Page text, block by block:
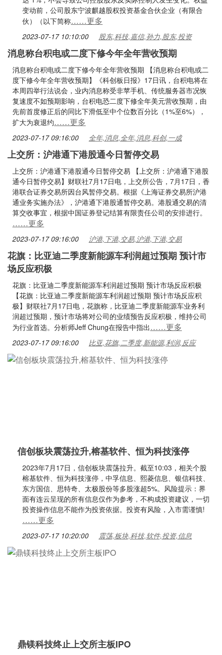
变动前，公司股东宁波麒越股权投资基金合伙企业（有限合
伙）（以下简称……更多
2023-07-17 10:10:00 股东,科技,嘉信,孙力,股东,投资
消息称台积电或二度下修今年全年营收预期
消息称台积电或二度下修今年全年营收预期 【消息称台积电或二
度下修今年全年营收预期】《科创板日报》17日讯，台积电将在
本周四举行法说会，业内消息称受非苹手机、传统服务器市况恢
复速度不如预期影响，台积电恐二度下修全年美元营收预期，由
先前首度修正后的同比下滑低至中个位数百分比（1%至6%），
扩大为衰退约……更多
2023-07-17 09:16:00 全年,消息,全年,消息,科创,一成
上交所：沪港通下港股通今日暂停交易
上交所：沪港通下港股通今日暂停交易 【上交所：沪港通下港股
通今日暂停交易】财联社7月17日电，上交所公告，7月17日，香
港联合证券交易所因台风暂停交易。根据《上海证券交易所沪港
通业务实施办法》，沪港通下港股通暂停交易。港股通交易的清
算交收事宜，根据中国证券登记结算有限责任公司的安排进行。
……更多
2023-07-17 09:16:00 沪港,下港,交易,沪港,下港,交易
花旗：比亚迪二季度新能源车利润超过预期 预计市
场反应积极
花旗：比亚迪二季度新能源车利润超过预期 预计市场反应积极
【花旗：比亚迪二季度新能源车利润超过预期 预计市场反应积
极】财联社7月17日电，花旗称，比亚迪二季度新能源车业务利
润超过预期，预计市场将对公司的业绩预告反应积极，维持公司
为行业首选。分析师Jeff Chung在报告中指出……更多
2023-07-17 09:16:00 比亚,花旗,二季度,新能源,利润,反应
信创板块震荡拉升,榕基软件、恒为科技涨停
2023年7月17日，信创板块震荡拉升。截至10:03，相关个股
榕基软件、恒为科技涨停，中孚信息、熙菱信息、银信科技、
东方国信、思特奇、太极股份等多股涨超5%。风险提示：界
面有连云呈现的所有信息仅作为参考，不构成投资建议，一切
投资操作信息不能作为投资依据。投资有风险，入市需谨慎!
……更多
2023-07-17 10:20:00 震荡,板块,科技,软件,投资,信息
鼎镁科技终止上交所主板IPO